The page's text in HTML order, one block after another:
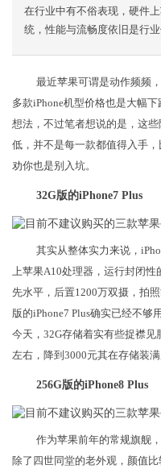
在行业中有不俗表现，硬件
统，性能与流畅度依旧是行业
最近苹果可谓是动作频频
多款iPhone机型价格也是大幅
想法，不过笔者想说的是，这
低，并不是每一款都值得入手
劝你也是别入坑。
32G版的iPhone7 Plus
其实从整体实力来说，
上苹果A10处理器，运行封闭性
先水平，后置1200万双摄，拍
版的iPhone7 Plus确实已经不
今天，32G存储着实有些捉襟见
左右，降到3000元其在存储装
256G版的iPhone8 Plus
作为苹果前年的常规旗舰
除了四世同堂的老外观，颜值